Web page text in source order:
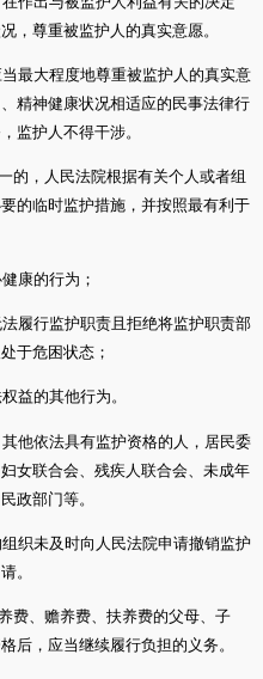
，尊重被监护人的真实意愿。
最大程度地尊重被监护人的真实意
精神健康状况相适应的民事法律行
监护人不得干涉。
的，人民法院根据有关个人或者组
的临时监护措施，并按照最有利于
康的行为；
履行监护职责且拒绝将监护职责部
于危困状态；
益的其他行为。
他依法具有监护资格的人，居民委
女联合会、残疾人联合会、未成年
政部门等。
织未及时向人民法院申请撤销监护
。
费、赡养费、扶养费的父母、子
后，应当继续履行负担的义务。